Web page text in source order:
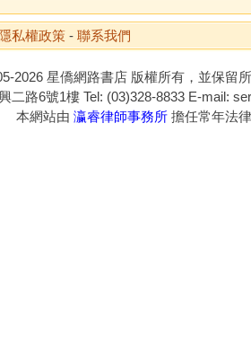
隱私權政策 - 聯系我們
2026 星僑網路書店 版權所有，並保留所
二路6號1樓 Tel: (03)328-8833 E-mail:
本網站由 瀛睿律師事務所擔任常年法